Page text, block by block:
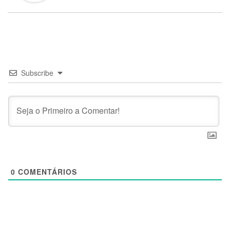
Subscribe
0 COMENTÁRIOS